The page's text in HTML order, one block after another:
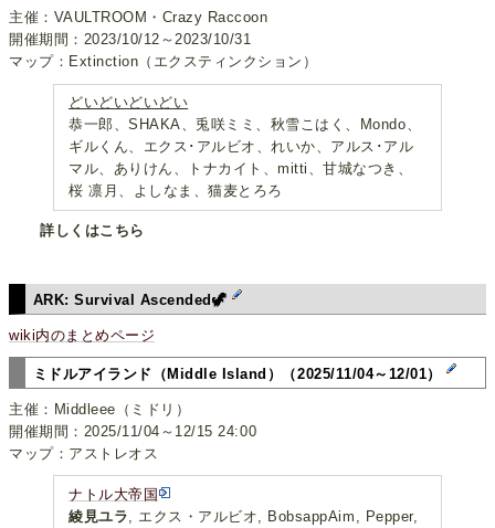
主催：VAULTROOM・Crazy Raccoon
開催期間：2023/10/12～2023/10/31
マップ：Extinction（エクスティンクション）
どいどいどいどい
恭一郎、SHAKA、兎咲ミミ、秋雪こはく、Mondo、
ギルくん、エクス･アルビオ、れいか、アルス･アル
マル、ありけん、トナカイト、mitti、甘城なつき、
桜 凛月、よしなま、猫麦とろろ
詳しくはこちら
ARK: Survival Ascended🦖
wiki内のまとめページ
ミドルアイランド（Middle Island）（2025/11/04～12/01）
主催：Middleee（ミドリ）
開催期間：2025/11/04～12/15 24:00
マップ：アストレオス
ナトル大帝国
綾見ユラ, エクス・アルビオ, BobsappAim, Pepper,